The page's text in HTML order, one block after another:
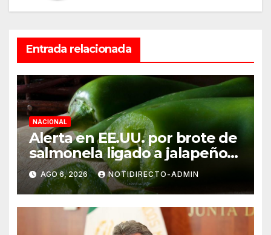
Entrada relacionada
NACIONAL
Alerta en EE.UU. por brote de
salmonela ligado a jalapeños
mexicanos; reportan 345
casos
AGO 6, 2026 NOTIDIRECTO-ADMIN